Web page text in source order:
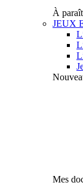
À
JEUX
Mes